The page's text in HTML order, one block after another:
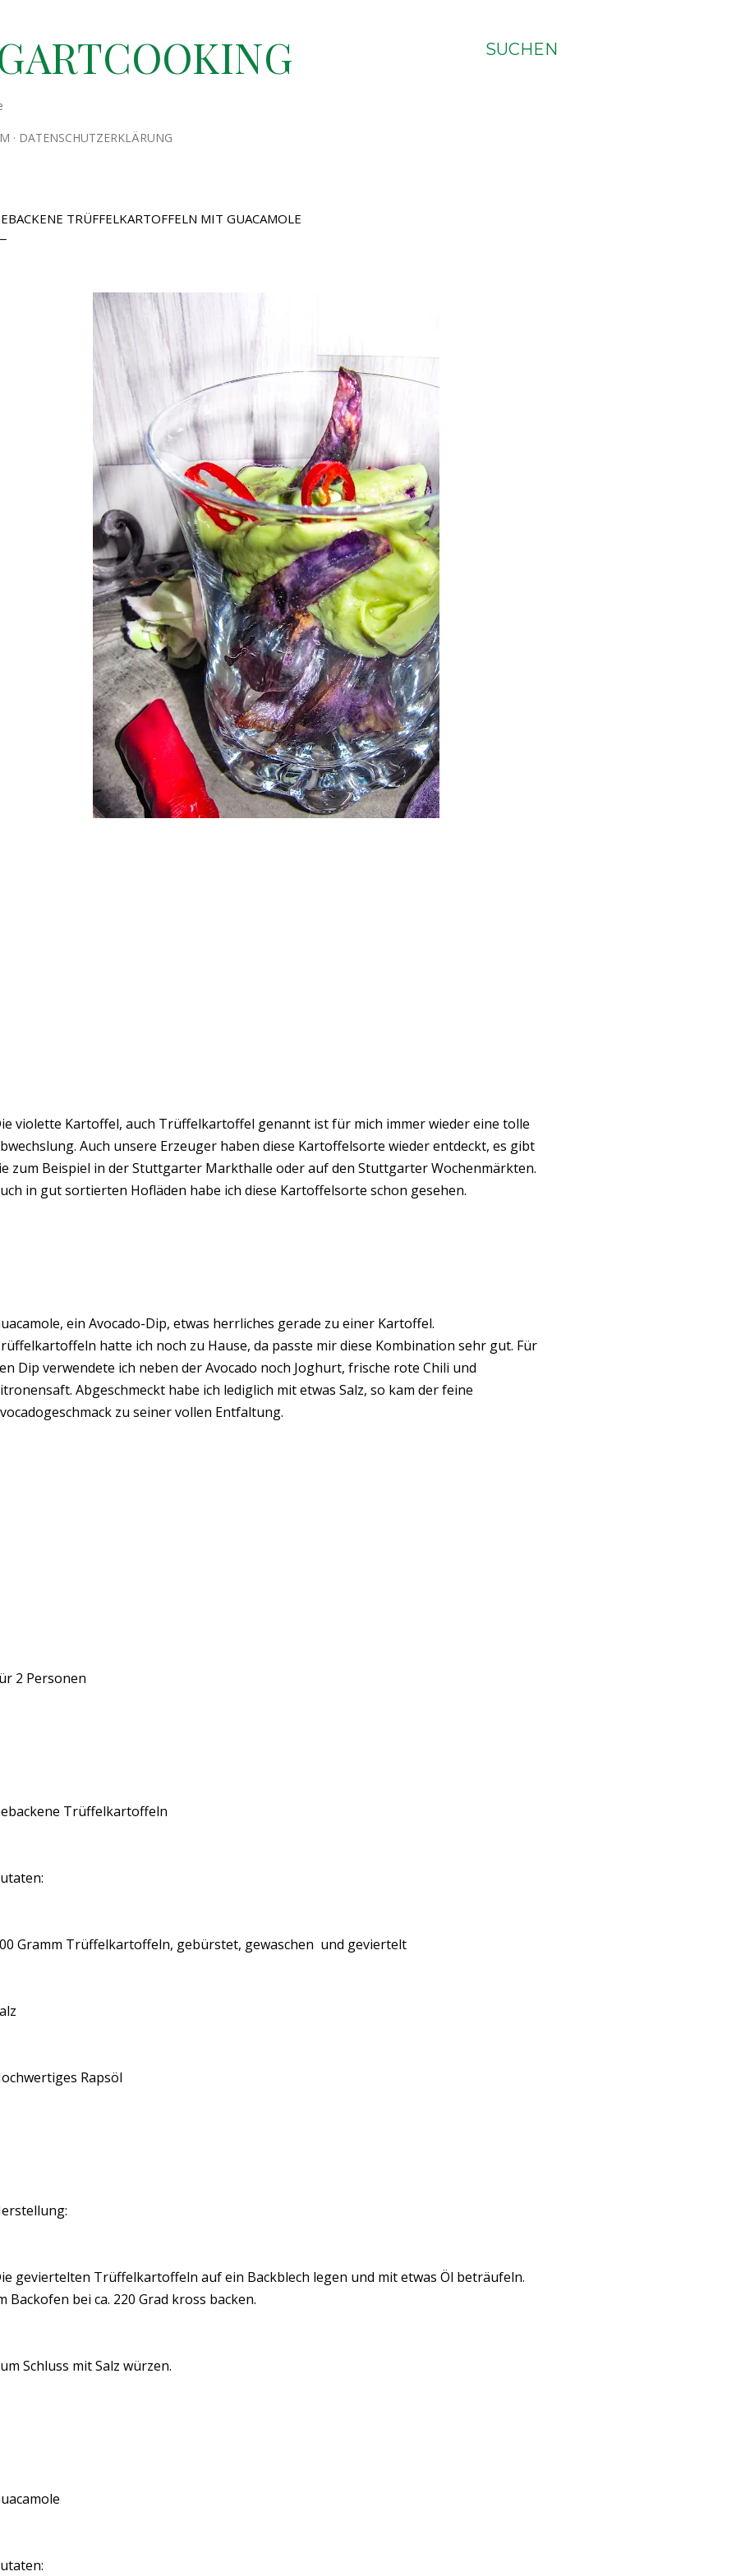
SUCHEN
DATENSCHUTZERKLÄRUNG
TRÜFFELKARTOFFELN MIT GUACAMOLE
violette Kartoffel, auch Trüffelkartoffel genannt ist für mich immer wieder eine tolle
Auch unsere Erzeuger haben diese Kartoffelsorte wieder entdeckt, es gibt
zum Beispiel in der Stuttgarter Markthalle oder auf den Stuttgarter Wochenmärkten.
in gut sortierten Hofläden habe ich diese Kartoffelsorte schon gesehen.
ein Avocado-Dip, etwas herrliches gerade zu einer Kartoffel.
hatte ich noch zu Hause, da passte mir diese Kombination sehr gut. Für
Dip verwendete ich neben der Avocado noch Joghurt, frische rote Chili und
Abgeschmeckt habe ich lediglich mit etwas Salz, so kam der feine
zu seiner vollen Entfaltung.
2 Personen
Trüffelkartoffeln
Gramm Trüffelkartoffeln, gebürstet, gewaschen und geviertelt
Rapsöl
geviertelten Trüffelkartoffeln auf ein Backblech legen und mit etwas Öl beträufeln.
Backofen bei ca. 220 Grad kross backen.
Schluss mit Salz würzen.